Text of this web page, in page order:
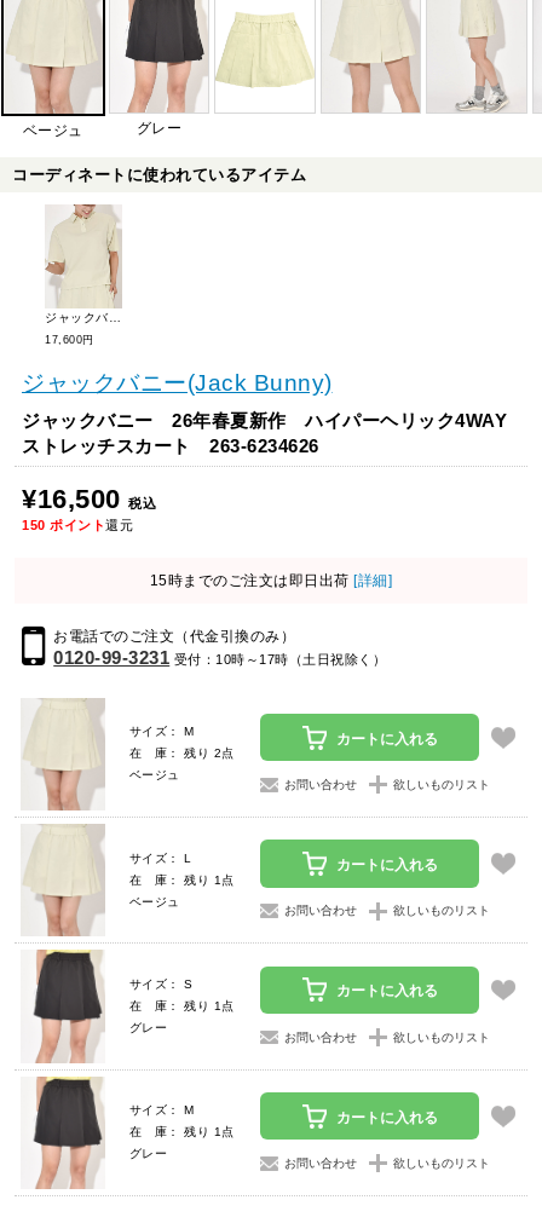
ベージュ グレー
コーディネートに使われているアイテム
17,600円
ジャックバニー(Jack Bunny)
ジャックバニー 26年春夏新作 ハイパーヘリック4WAY
ストレッチスカート 263-6234626
¥16,500 税込
150 ポイント還元
15時までのご注文は即日出荷 [詳細]
お電話でのご注文（代金引換のみ）
0120-99-3231 受付：10時～17時（土日祝除く）
サイズ： M
在 庫： 残り 2点
ベージュ
カートに入れる
お問い合わせ 欲しいものリスト
サイズ： L
在 庫： 残り 1点
ベージュ
カートに入れる
お問い合わせ 欲しいものリスト
サイズ： S
在 庫： 残り 1点
グレー
カートに入れる
お問い合わせ 欲しいものリスト
サイズ： M
在 庫： 残り 1点
グレー
カートに入れる
お問い合わせ 欲しいものリスト